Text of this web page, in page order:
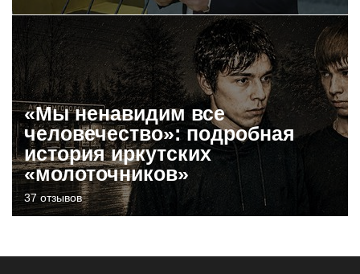
«Мы ненавидим все
человечество»: подробная
история иркутских
«молоточников»
37 отзывов